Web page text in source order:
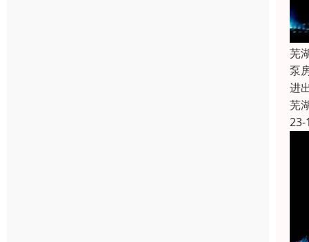
芜
泵
进
芜
23-